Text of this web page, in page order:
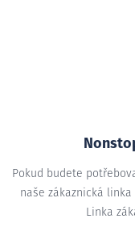
Pokud budete
naše zákaznická
Linka